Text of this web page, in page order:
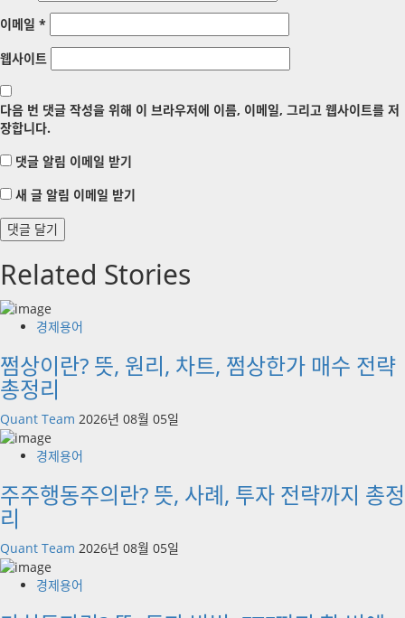
이메일 *
웹사이트
다음 번 댓글 작성을 위해 이 브라우저에 이름, 이메일, 그리고 웹사이트를 저
장합니다.
댓글 알림 이메일 받기
새 글 알림 이메일 받기
Related Stories
경제용어
쩜상이란? 뜻, 원리, 차트, 쩜상한가 매수 전략
총정리
Quant Team 2026년 08월 05일
경제용어
주주행동주의란? 뜻, 사례, 투자 전략까지 총정
리
Quant Team 2026년 08월 05일
경제용어